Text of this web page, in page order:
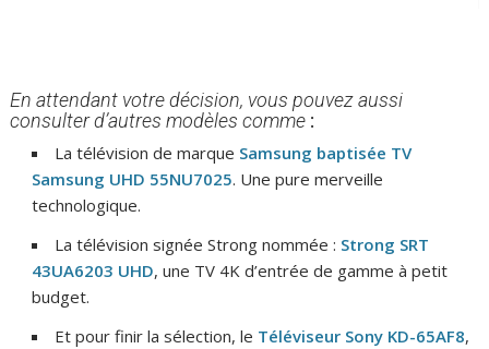
En attendant votre décision, vous pouvez aussi
consulter d’autres modèles comme :
La télévision de marque Samsung baptisée TV
Samsung UHD 55NU7025. Une pure merveille
technologique.
La télévision signée Strong nommée : Strong SRT
43UA6203 UHD, une TV 4K d’entrée de gamme à petit
budget.
Et pour finir la sélection, le Téléviseur Sony KD-65AF8,